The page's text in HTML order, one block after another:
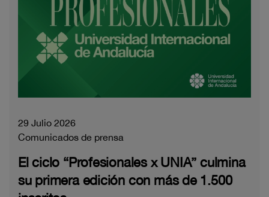
29 Julio 2026
Comunicados de prensa
El ciclo “Profesionales x UNIA” culmina
su primera edición con más de 1.500